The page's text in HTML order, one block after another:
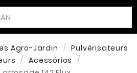
Agro-Jardin
Pulvérisateurs
Acessórios